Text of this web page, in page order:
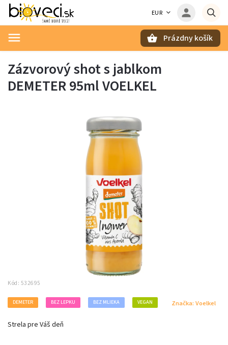
EUR
Prázdny košík
Zázvorový shot s jablkom
DEMETER 95ml VOELKEL
Kód: 532695
DEMETER BEZ LEPKU BEZ MLIEKA VEGAN Značka: Voelkel
Strela pre Váš deň